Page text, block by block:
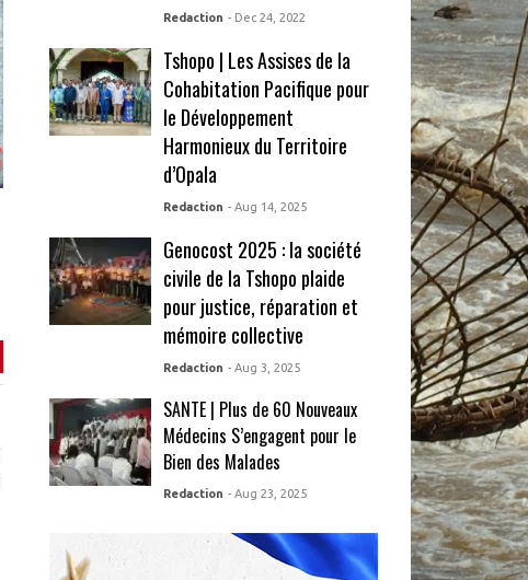
Redaction - Dec 24, 2022
Tshopo | Les Assises de la
Cohabitation Pacifique pour
le Développement
Harmonieux du Territoire
d’Opala
Redaction - Aug 14, 2025
Genocost 2025 : la société
civile de la Tshopo plaide
pour justice, réparation et
mémoire collective
Redaction - Aug 3, 2025
SANTE | Plus de 60 Nouveaux
Médecins S’engagent pour le
Bien des Malades
Redaction - Aug 23, 2025